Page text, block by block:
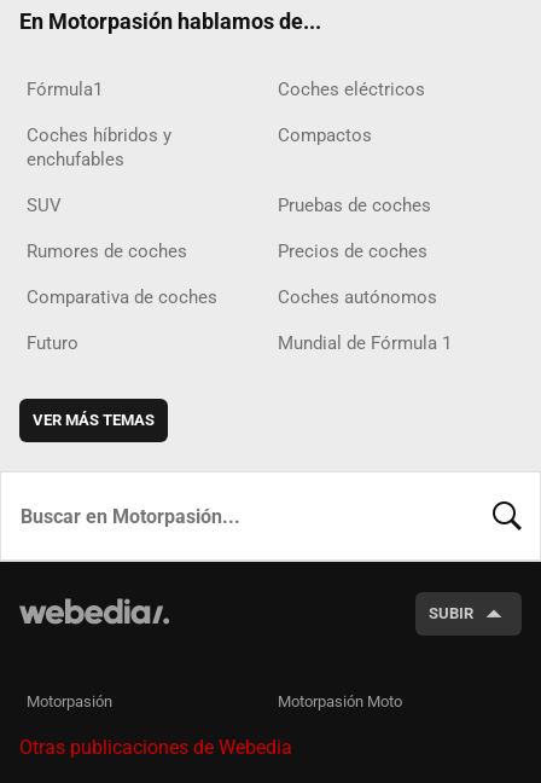
En Motorpasión hablamos de...
Fórmula1 Coches eléctricos
Coches híbridos y
enchufables
Compactos
SUV Pruebas de coches
Rumores de coches Precios de coches
Comparativa de coches Coches autónomos
Futuro Mundial de Fórmula 1
VER MÁS TEMAS
SUBIR
Motorpasión Motorpasión Moto
Otras publicaciones de Webedia